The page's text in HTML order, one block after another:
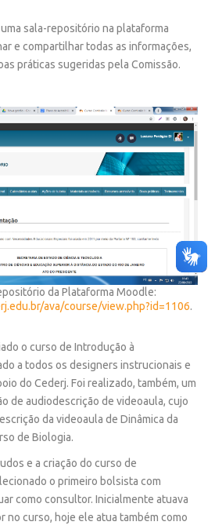
sala-repositório na plataforma
e compartilhar todas as informações,
práticas sugeridas pela Comissão.
da Plataforma Moodle:
ava/course/view.php?id=1106.
o curso de Introdução à
a todos os designers instrucionais e
do Cederj. Foi realizado, também, um
de audiodescrição de videoaula, cujo
da videoaula de Dinâmica da
de Biologia.
e a criação do curso de
o primeiro bolsista com
como consultor. Inicialmente atuava
no curso, hoje ele atua também como